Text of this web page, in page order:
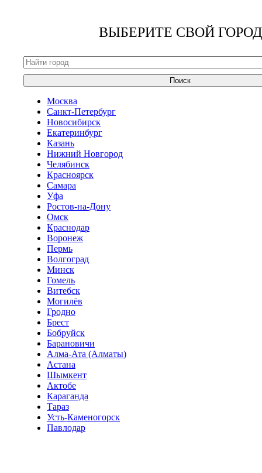
ВЫБЕРИТЕ СВОЙ ГОРОД
Поиск
Москва
Санкт-Петербург
Новосибирск
Екатеринбург
Казань
Нижний Новгород
Челябинск
Красноярск
Самара
Уфа
Ростов-на-Дону
Омск
Краснодар
Воронеж
Пермь
Волгоград
Минск
Гомель
Витебск
Могилёв
Гродно
Брест
Бобруйск
Барановичи
Алма-Ата (Алматы)
Астана
Шымкент
Актобе
Караганда
Тараз
Усть-Каменогорск
Павлодар